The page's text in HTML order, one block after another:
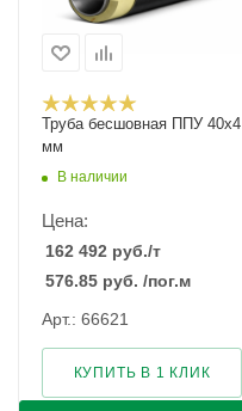
Труба бесшовная ППУ 40х4
мм
В наличии
Цена:
162 492 руб./т
576.85 руб. /пог.м
Арт.: 66621
КУПИТЬ В 1 КЛИК